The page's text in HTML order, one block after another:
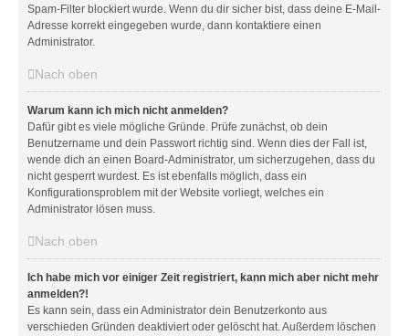
Spam-Filter blockiert wurde. Wenn du dir sicher bist, dass deine E-Mail-
Adresse korrekt eingegeben wurde, dann kontaktiere einen
Administrator.
Nach oben
Warum kann ich mich nicht anmelden?
Dafür gibt es viele mögliche Gründe. Prüfe zunächst, ob dein
Benutzername und dein Passwort richtig sind. Wenn dies der Fall ist,
wende dich an einen Board-Administrator, um sicherzugehen, dass du
nicht gesperrt wurdest. Es ist ebenfalls möglich, dass ein
Konfigurationsproblem mit der Website vorliegt, welches ein
Administrator lösen muss.
Nach oben
Ich habe mich vor einiger Zeit registriert, kann mich aber nicht mehr
anmelden?!
Es kann sein, dass ein Administrator dein Benutzerkonto aus
verschieden Gründen deaktiviert oder gelöscht hat. Außerdem löschen